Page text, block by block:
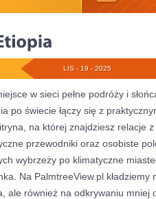
LIS - 19 - 2025
w sieci pełne podróży i
po świecie łączy się z
na której znajdziesz relacje
przewodniki oraz osobiste
wybrzeży po klimatyczne
Na PalmtreeView.pl kładziemy
ale również na odkrywaniu mniej